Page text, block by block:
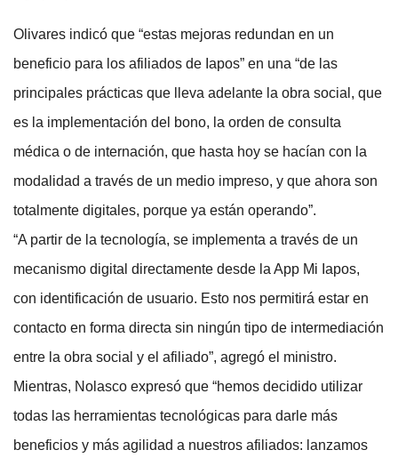
Olivares indicó que “estas mejoras redundan en un
beneficio para los afiliados de Iapos” en una “de las
principales prácticas que lleva adelante la obra social, que
es la implementación del bono, la orden de consulta
médica o de internación, que hasta hoy se hacían con la
modalidad a través de un medio impreso, y que ahora son
totalmente digitales, porque ya están operando”.
“A partir de la tecnología, se implementa a través de un
mecanismo digital directamente desde la App Mi Iapos,
con identificación de usuario. Esto nos permitirá estar en
contacto en forma directa sin ningún tipo de intermediación
entre la obra social y el afiliado”, agregó el ministro.
Mientras, Nolasco expresó que “hemos decidido utilizar
todas las herramientas tecnológicas para darle más
beneficios y más agilidad a nuestros afiliados: lanzamos